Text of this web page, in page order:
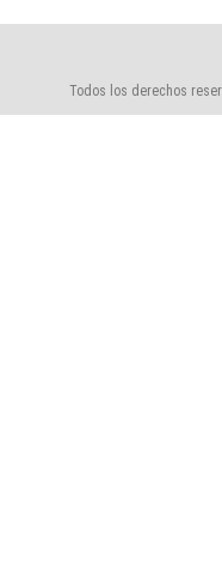
Todos los derechos